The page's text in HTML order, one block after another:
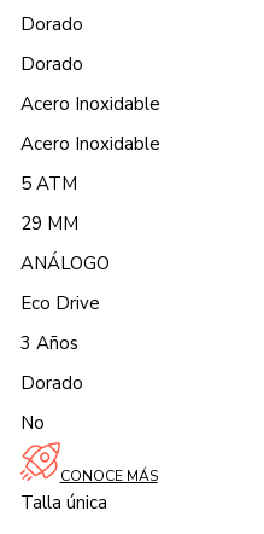
Dorado
Dorado
Acero Inoxidable
Acero Inoxidable
5 ATM
29 MM
ANÁLOGO
Eco Drive
3 Años
Dorado
No
CONOCE MÁS
Talla única